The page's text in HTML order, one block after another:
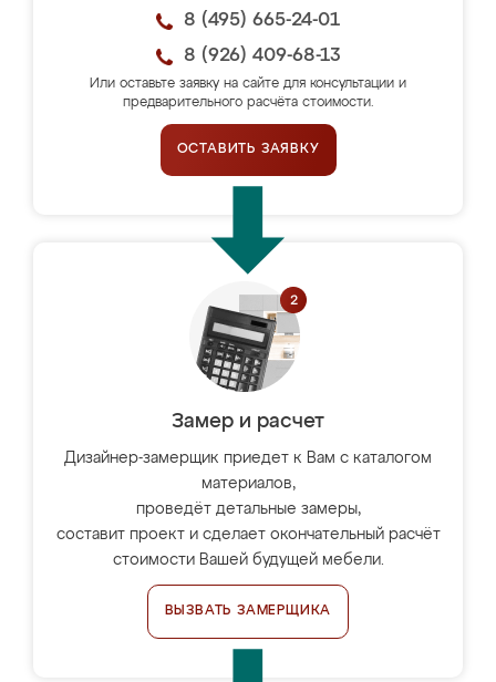
8 (495) 665-24-01
8 (926) 409-68-13
Или оставьте заявку на сайте для консультации и
предварительного расчёта стоимости.
ОСТАВИТЬ ЗАЯВКУ
Замер и расчет
Дизайнер-замерщик приедет к Вам с каталогом
материалов,
проведёт детальные замеры,
составит проект и сделает окончательный расчёт
стоимости Вашей будущей мебели.
ВЫЗВАТЬ ЗАМЕРЩИКА